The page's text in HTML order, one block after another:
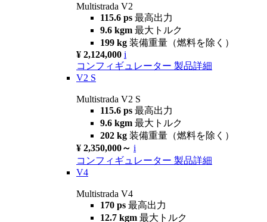
Multistrada V2
115.6 ps 最高出力
9.6 kgm 最大トルク
199 kg 装備重量（燃料を除く）
¥ 2,124,000 i
コンフィギュレーター 製品詳細
V2 S
Multistrada V2 S
115.6 ps 最高出力
9.6 kgm 最大トルク
202 kg 装備重量（燃料を除く）
¥ 2,350,000～ i
コンフィギュレーター 製品詳細
V4
Multistrada V4
170 ps 最高出力
12.7 kgm 最大トルク